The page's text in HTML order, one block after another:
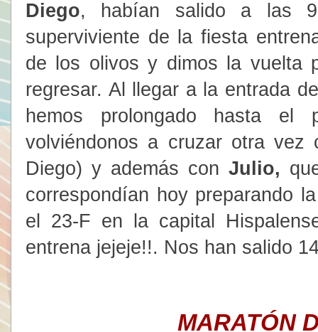
Diego, habían salido a las
superviviente de la fiesta
de los olivos y dimos la vuelta
regresar. Al llegar a la entrada
hemos prolongado hasta el
volviéndonos a cruzar otra
Diego) y además con Julio,
correspondían hoy preparando
el 23-F en la capital
entrena jejeje!!. Nos han salido
MARATÓN